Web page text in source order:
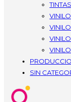
SIN